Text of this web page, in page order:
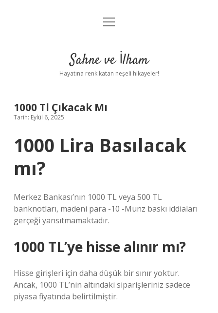
Anasayfa
Yasal Uyarı
menüyü
Sahne ve İlham
Hayatına renk katan neşeli hikayeler!
1000 Tl Çıkacak Mı
Tarih: Eylül 6, 2025
1000 Lira Basılacak
mı?
Merkez Bankası’nın 1000 TL veya 500 TL
banknotları, madeni para -10 -Münz baskı iddiaları
gerçeği yansıtmamaktadır.
1000 TL’ye hisse alınır mı?
Hisse girişleri için daha düşük bir sınır yoktur.
Ancak, 1000 TL’nin altındaki siparişleriniz sadece
piyasa fiyatında belirtilmiştir.